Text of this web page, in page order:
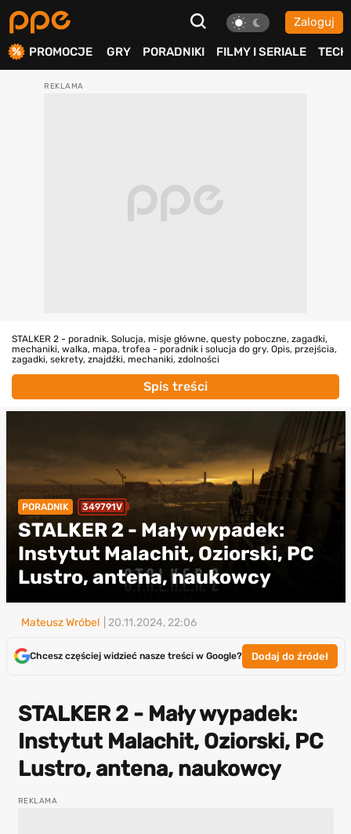
Zaloguj
PROMOCJE GRY PORADNIKI FILMY I SERIALE TECH
STALKER 2 - poradnik. Solucja, misje główne, questy poboczne, zagadki,
mechaniki, walka, mapa, trofea - poradnik i solucja do gry. Opis, przejścia,
zagadki, sekrety, znajdźki, mechaniki, zdolności
Spis treści
PORADNIK 349791V
STALKER 2 - Mały wypadek:
Instytut Malachit, Oziorski, PC
Lustro, antena, naukowcy
Mateusz Wróbel | 20.11.2024, 22:06
Chcesz częściej widzieć nasze treści w Google? Dodaj do źródeł
STALKER 2 - Mały wypadek:
Instytut Malachit, Oziorski, PC
Lustro, antena, naukowcy